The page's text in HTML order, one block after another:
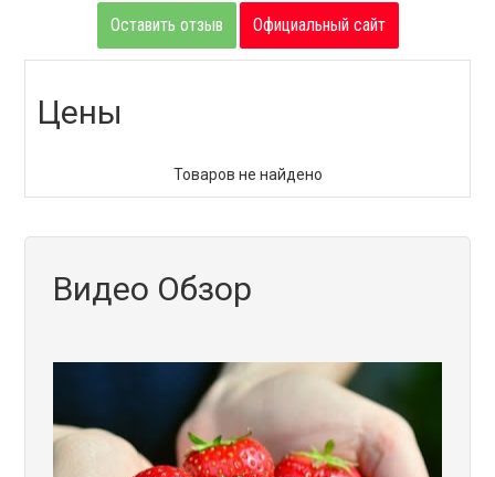
Оставить отзыв Официальный сайт
Цены
Товаров не найдено
Видео Обзор